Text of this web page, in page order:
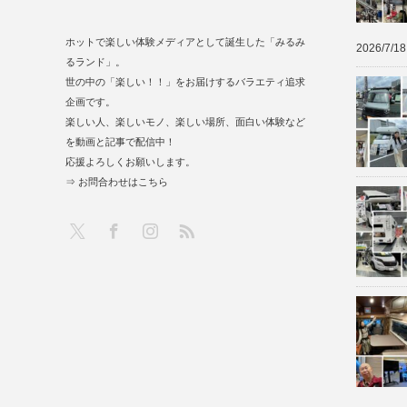
2026/7/18
ホットで楽しい体験メディアとして誕生した「みるみ
るランド」。
世の中の「楽しい！！」をお届けするバラエティ追求
企画です。
楽しい人、楽しいモノ、楽しい場所、面白い体験など
を動画と記事で配信中！
応援よろしくお願いします。
⇒ お問合わせはこちら
FacebookInstagram
RSS